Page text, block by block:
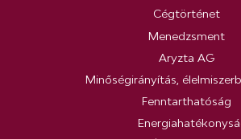
Cégtörténet
Menedzsment
Aryzta AG
Minőségirányítás,
Fenntarthatóság